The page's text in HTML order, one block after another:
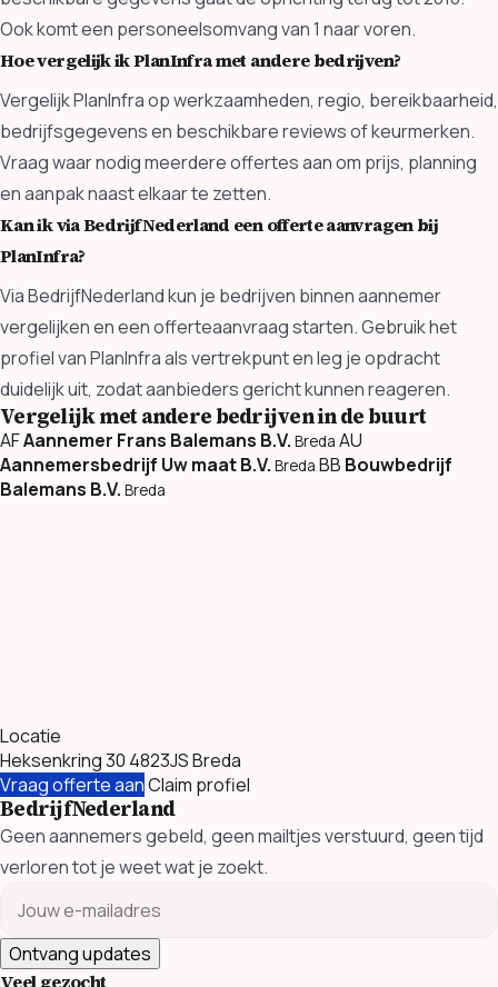
Ook komt een personeelsomvang van 1 naar voren.
Hoe vergelijk ik PlanInfra met andere bedrijven?
Vergelijk PlanInfra op werkzaamheden, regio, bereikbaarheid,
bedrijfsgegevens en beschikbare reviews of keurmerken.
Vraag waar nodig meerdere offertes aan om prijs, planning
en aanpak naast elkaar te zetten.
Kan ik via BedrijfNederland een offerte aanvragen bij
PlanInfra?
Via BedrijfNederland kun je bedrijven binnen aannemer
vergelijken en een offerteaanvraag starten. Gebruik het
profiel van PlanInfra als vertrekpunt en leg je opdracht
duidelijk uit, zodat aanbieders gericht kunnen reageren.
Vergelijk met andere bedrijven in de buurt
AFAannemer Frans Balemans B.V. Breda AU
Aannemersbedrijf Uw maat B.V. Breda BB Bouwbedrijf
Balemans B.V. Breda
Locatie
Heksenkring 30 4823JS Breda
Vraag offerte aanClaim profiel
BedrijfNederland
Geen aannemers gebeld, geen mailtjes verstuurd, geen tijd
verloren tot je weet wat je zoekt.
Ontvang updates
Veel gezocht